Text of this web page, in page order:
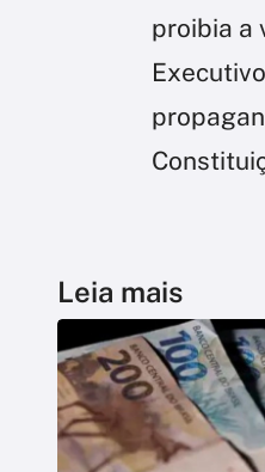
proibia a
Leia mais